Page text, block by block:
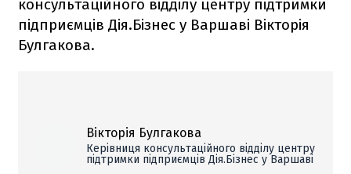
консультаційного відділу центру підтримки
підприємців Дія.Бізнес у Варшаві Вікторія
Булгакова.
Вікторія Булгакова
Керівниця консультаційного відділу центру
підтримки підприємців Дія.Бізнес у Варшаві